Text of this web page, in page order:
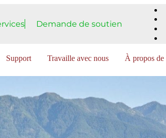
Demande de soutien
Support Travaille avec nous À propos de